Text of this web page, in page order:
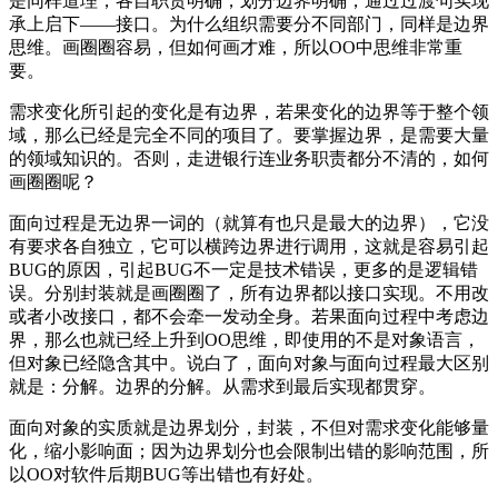
承上启下——接口。为什么组织需要分不同部门，同样是边界
思维。画圈圈容易，但如何画才难，所以OO中思维非常重
要。
需求变化所引起的变化是有边界，若果变化的边界等于整个领
域，那么已经是完全不同的项目了。要掌握边界，是需要大量
的领域知识的。否则，走进银行连业务职责都分不清的，如何
画圈圈呢？
面向过程是无边界一词的（就算有也只是最大的边界），它没
有要求各自独立，它可以横跨边界进行调用，这就是容易引起
BUG的原因，引起BUG不一定是技术错误，更多的是逻辑错
误。分别封装就是画圈圈了，所有边界都以接口实现。不用改
或者小改接口，都不会牵一发动全身。若果面向过程中考虑边
界，那么也就已经上升到OO思维，即使用的不是对象语言，
但对象已经隐含其中。说白了，面向对象与面向过程最大区别
就是：分解。边界的分解。从需求到最后实现都贯穿。
面向对象的实质就是边界划分，封装，不但对需求变化能够量
化，缩小影响面；因为边界划分也会限制出错的影响范围，所
以OO对软件后期BUG等出错也有好处。